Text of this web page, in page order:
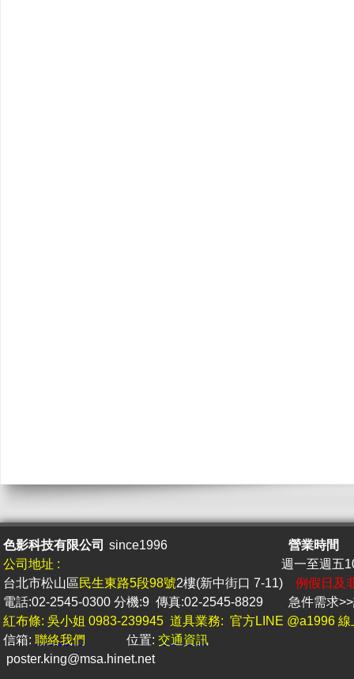
色影科技有限公司 since1996
營業時間
公司地址 :
週一至週
台北市松山區民生東路5段98號2樓(新中街口 7-11)
例假日及
電話:02-2545-0300 分機:9 傳真:02-2545-8829 急件需求
紅布條: 吳小姐 0983-239945 道具業務: 官方LINE @a1996 線
信箱: 聯絡我們 位置: 交通資訊